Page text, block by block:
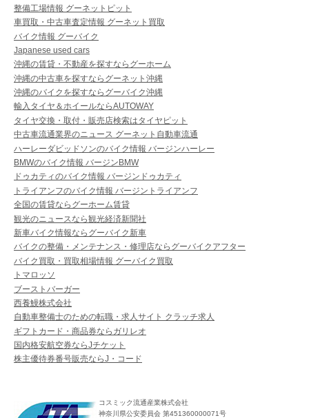
整備工場情報 グーネットピット
車買取・中古車査定情報 グーネット買取
バイク情報 グーバイク
Japanese used cars
沖縄の賃貸・不動産を探すならグーホーム
沖縄の中古車を探すならグーネット沖縄
沖縄のバイクを探すならグーバイク沖縄
輸入タイヤ＆ホイールならAUTOWAY
タイヤ交換・取付・販売店検索はタイヤピット
中古車流通業界のニュース グーネット自動車流通
ハーレーダビッドソンのバイク情報 バージンハーレー
BMWのバイク情報 バージンBMW
ドゥカティのバイク情報 バージンドゥカティ
トライアンフのバイク情報 バージントライアンフ
全国の賃貸ならグーホーム賃貸
観光のニュースなら観光経済新聞社
新車バイク情報ならグーバイク新車
バイクの整備・メンテナンス・修理店ならグーバイクアフター
バイク買取・買取相場情報 グーバイク買取
トマロッソ
ブーストバーガー
西養鰻株式会社
自動車整備士のための転職・求人サイト クラッチ求人
ギフトカード・商品券ならガリレオ
国内格安航空券ならJチケット
株主優待券番号販売ならJ・コード
コスミック流通産業株式会社
神奈川県公安委員会 第451360000071号